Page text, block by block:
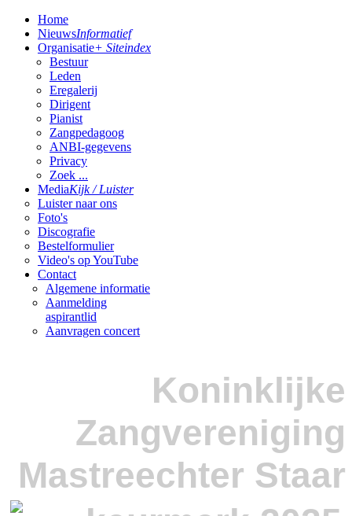
Home
NieuwsInformatief
Organisatie+ Siteindex
Bestuur
Leden
Eregalerij
Dirigent
Pianist
Zangpedagoog
ANBI-gegevens
Privacy
Zoek ...
MediaKijk / Luister
Luister naar ons
Foto's
Discografie
Bestelformulier
Video's op YouTube
Contact
Algemene informatie
Aanmelding
aspirantlid
Aanvragen concert
Koninklijke
Zangvereniging
Mastreechter Staar